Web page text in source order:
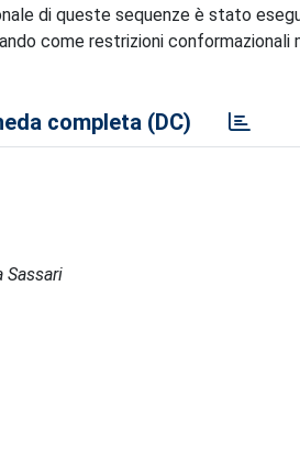
di queste sequenze è stato
come restrizioni
completa (DC)
Sassari